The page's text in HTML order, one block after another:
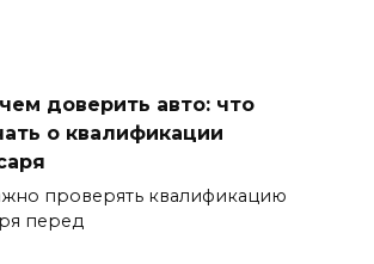
доверить авто: что
о квалификации
проверять квалификацию
перед